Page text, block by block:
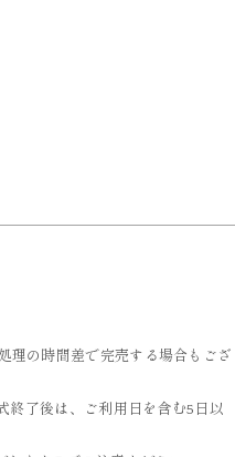
理の時間差で完売する場合もござ
終了後は、ご利用日を含む5日以